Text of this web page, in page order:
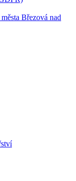
Březová nad